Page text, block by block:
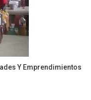
Y Emprendimientos